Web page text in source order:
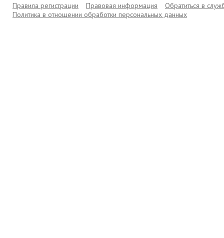
Правила регистрации Правовая информация
Обратиться в
Политика в отношении обработки персональных данных